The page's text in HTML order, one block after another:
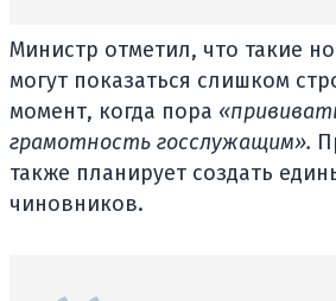
Министр отметил, что такие
могут показаться слишком
момент, когда пора «
грамотность госслужащим».
также планирует создать
чиновников.